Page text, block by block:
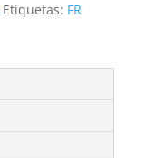
Etiquetas: FR